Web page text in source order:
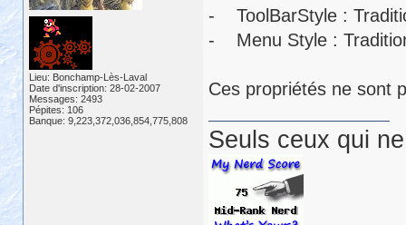
Lieu: Bonchamp-Lès-Laval
Date d'inscription: 28-02-2007
Messages: 2493
Pépites: 106
Banque: 9,223,372,036,854,775,808
- ToolBarStyle :
- Menu Style :
Ces propriétés ne sont
Seuls ceux qui